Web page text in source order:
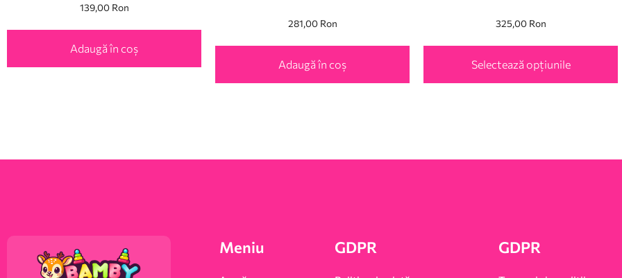
139,00 Ron
Adaugă în coș
281,00 Ron
Adaugă în coș
325,00 Ron
Selectează opțiunile
Meniu GDPR GDPR